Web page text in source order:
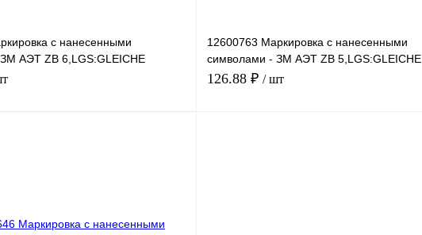
с нанесенными
АЭТ ZB 6,LGS:GLEICHE
12600763 Маркировка с нанесенными
символами - ЗМ АЭТ ZB 5,LGS:GLEICHE
ZAHLEN 16
126.88 ₽ / шт